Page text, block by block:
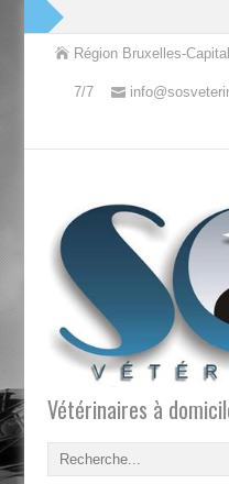
Région Bruxelles-
7/7
Vétérinaires à